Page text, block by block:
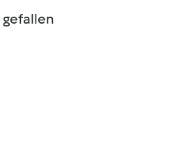
gefallen